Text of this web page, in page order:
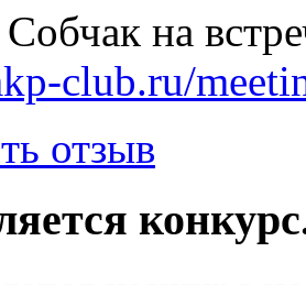
Собчак на
club.ru/
отзыв